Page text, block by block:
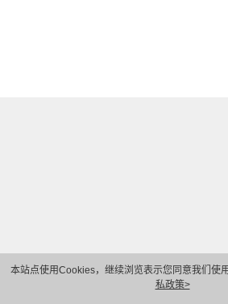
本站点使用Cookies，继续浏览表示您同意我们使
私政策>